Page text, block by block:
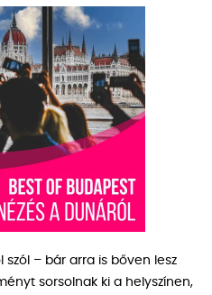
– bár arra is bőven lesz
sorsolnak ki a helyszínen,